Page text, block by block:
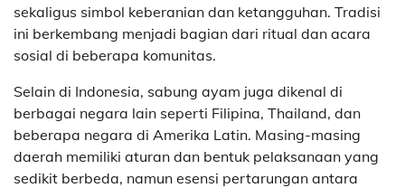
sekaligus simbol keberanian dan ketangguhan. Tradisi
ini berkembang menjadi bagian dari ritual dan acara
sosial di beberapa komunitas.
Selain di Indonesia, sabung ayam juga dikenal di
berbagai negara lain seperti Filipina, Thailand, dan
beberapa negara di Amerika Latin. Masing-masing
daerah memiliki aturan dan bentuk pelaksanaan yang
sedikit berbeda, namun esensi pertarungan antara